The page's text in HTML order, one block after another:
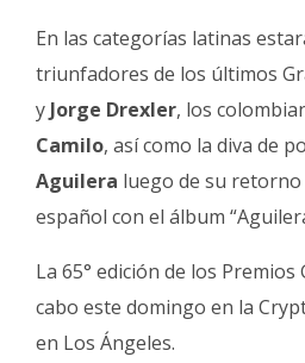
En las categorías latinas
triunfadores de los últimos
y Jorge Drexler, los
Camilo, así como la diva de
Aguilera luego de su retorno
español con el álbum
La 65° edición de los Premios
cabo este domingo en la
en Los Ángeles.